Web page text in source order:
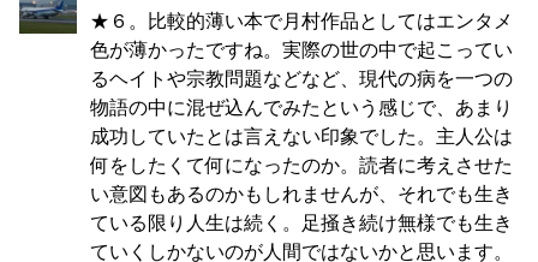
★６。比較的薄い本で月村作品としてはエンタメ
色が薄かったですね。実際の世の中で起こってい
るヘイトや宗教問題などなど、現代の病を一つの
物語の中に混ぜ込んでみたという感じで、あまり
成功していたとは言えない印象でした。主人公は
何をしたくて何になったのか。読者に考えさせた
い意図もあるのかもしれませんが、それでも生き
ている限り人生は続く。足掻き続け無様でも生き
ていくしかないのが人間ではないかと思います。